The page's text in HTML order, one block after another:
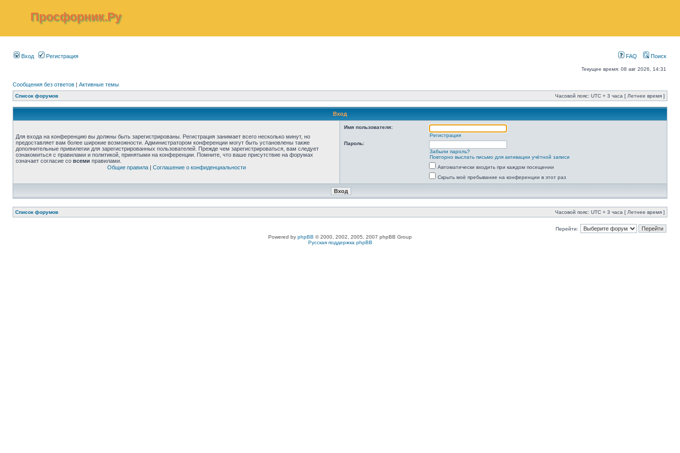
Просфорник.Ру
Вход Регистрация FAQ Поиск
Текущее время: 08 авг 2026, 14:31
Сообщения без ответов | Активные темы
Список форумов Часовой пояс: UTC + 3 часа [ Летнее время ]
Вход
Для входа на конференцию вы должны быть зарегистрированы. Регистрация занимает всего несколько минут, но
предоставляет вам более широкие возможности. Администратором конференции могут быть установлены также
дополнительные привилегии для зарегистрированных пользователей. Прежде чем зарегистрироваться, вам следует
ознакомиться с правилами и политикой, принятыми на конференции. Помните, что ваше присутствие на форумах
означает согласие со всеми правилами.
Общие правила| Соглашение о конфиденциальности
Имя пользователя:
Регистрация
Пароль:
Забыли пароль?
Повторно выслать письмо для активации учётной записи
Автоматически входить при каждом посещении
Скрыть моё пребывание на конференции в этот раз
Список форумов Часовой пояс: UTC + 3 часа [ Летнее время ]
Перейти:
Powered by phpBB © 2000, 2002, 2005, 2007 phpBB Group
Русская поддержка phpBB